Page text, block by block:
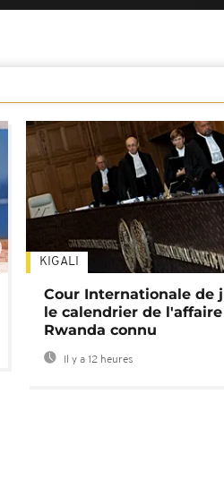
KIGALI
Cour Internationale de
le calendrier de l'affaire
Rwanda connu
Il y a 12 heures